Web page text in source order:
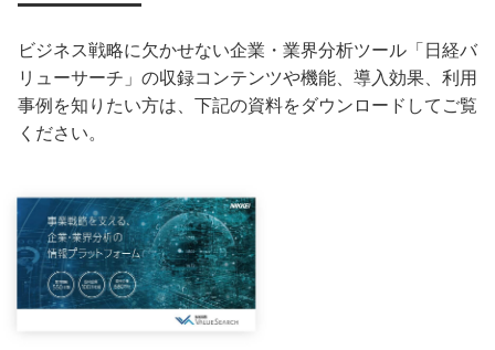
ビジネス戦略に欠かせない企業・業界分析ツール「日経バ
リューサーチ」の収録コンテンツや機能、導入効果、利用
事例を知りたい方は、下記の資料をダウンロードしてご覧
ください。